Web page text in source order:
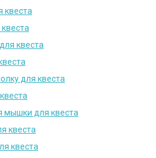
квеста
квеста
для квеста
мышки для квеста
квеста
квеста